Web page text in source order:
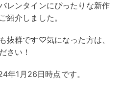
レンタインにぴったりな新作
紹介しました。
抜群です♡気になった方は、
さい！
年1月26日時点です。